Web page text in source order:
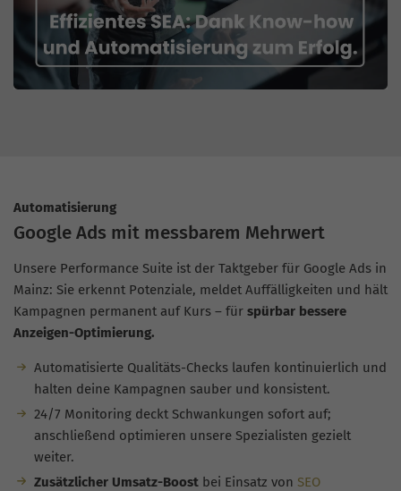
Automatisierung
Google Ads mit messbarem Mehrwert
Unsere Performance Suite ist der Taktgeber für Google Ads in
Mainz: Sie erkennt Potenziale, meldet Auffälligkeiten und hält
Kampagnen permanent auf Kurs – für spürbar bessere
Anzeigen-Optimierung.
Automatisierte Qualitäts-Checks laufen kontinuierlich und
halten deine Kampagnen sauber und konsistent.
24/7 Monitoring deckt Schwankungen sofort auf;
anschließend optimieren unsere Spezialisten gezielt
weiter.
Zusätzlicher Umsatz-Boostbei Einsatz von SEO